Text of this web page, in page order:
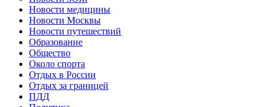
Новости медицины
Новости Москвы
Новости путешествий
Образование
Общество
Около спорта
Отдых в России
Отдых за границей
ПДД